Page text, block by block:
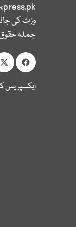
وزٹ کی
جملہ
ایکسپریس